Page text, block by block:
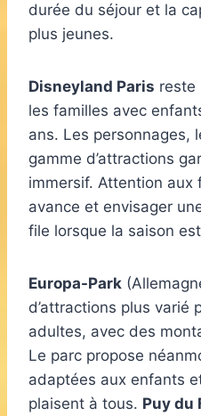
durée du séjour et la
plus jeunes.
Disneyland Paris reste
les familles avec
ans. Les personnages,
gamme d’attractions
immersif. Attention aux
avance et envisager
file lorsque la saison
Europa-Park
d’attractions plus varié
adultes, avec des
Le parc propose
adaptées aux enfants
plaisent à tous. Puy du